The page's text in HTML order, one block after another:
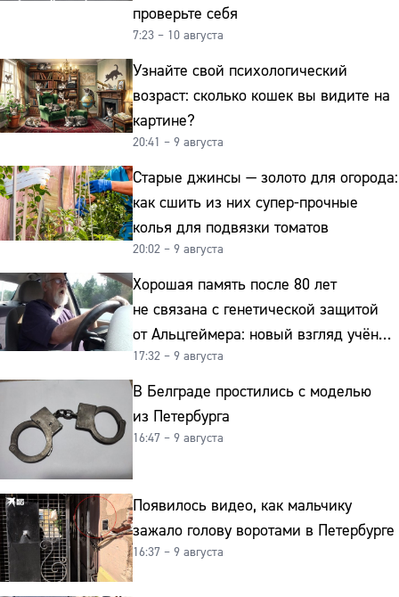
проверьте себя
7:23 – 10 августа
Узнайте свой психологический
возраст: сколько кошек вы видите на
картине?
20:41 – 9 августа
Старые джинсы — золото для огорода:
как сшить из них супер-прочные
колья для подвязки томатов
20:02 – 9 августа
Хорошая память после 80 лет
не связана с генетической защитой
от Альцгеймера: новый взгляд учёных
на старение мозга
17:32 – 9 августа
В Белграде простились с моделью
из Петербурга
16:47 – 9 августа
Появилось видео, как мальчику
зажало голову воротами в Петербурге
16:37 – 9 августа